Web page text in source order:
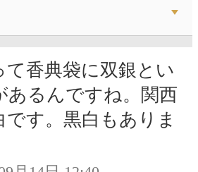
て香典袋に双銀とい
あるんですね。関西
です。黒白もありま